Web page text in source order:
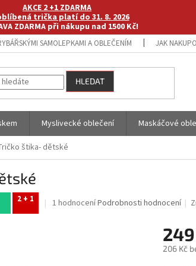
AKCE 2 +1 ZDARMA
trička platí do 31. 8. 2026
ZDARMA při nákupu nad 1500 Kč!
SAMOLEPKAMI A OBLEČENÍM JAK
HLEDAT
Myslivecké oblečení Maskáčové
štika- dětské
2 + 1
Průměrné
1 hodnoceníPodrobnosti hodnocení
206 Kč